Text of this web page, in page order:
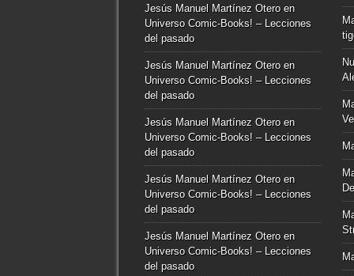
Jesús Manuel Martínez Oteroen
Universo Comic-Books! – Lecciones
del pasado
Jesús Manuel Martínez Oteroen
Universo Comic-Books! – Lecciones
del pasado
Jesús Manuel Martínez Oteroen
Universo Comic-Books! – Lecciones
del pasado
Jesús Manuel Martínez Oteroen
Universo Comic-Books! – Lecciones
del pasado
Jesús Manuel Martínez Oteroen
Universo Comic-Books! – Lecciones
del pasado